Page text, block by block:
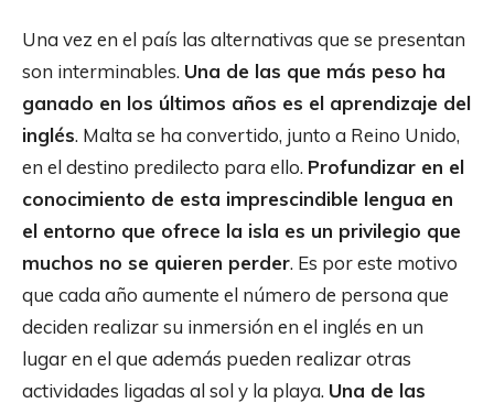
Una vez en el país las alternativas que se presentan
son interminables. Una de las que más peso ha
ganado en los últimos años es el aprendizaje del
inglés. Malta se ha convertido, junto a Reino Unido,
en el destino predilecto para ello. Profundizar en el
conocimiento de esta imprescindible lengua en
el entorno que ofrece la isla es un privilegio que
muchos no se quieren perder. Es por este motivo
que cada año aumente el número de persona que
deciden realizar su inmersión en el inglés en un
lugar en el que además pueden realizar otras
actividades ligadas al sol y la playa. Una de las